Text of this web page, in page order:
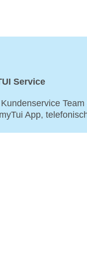
Service
App,